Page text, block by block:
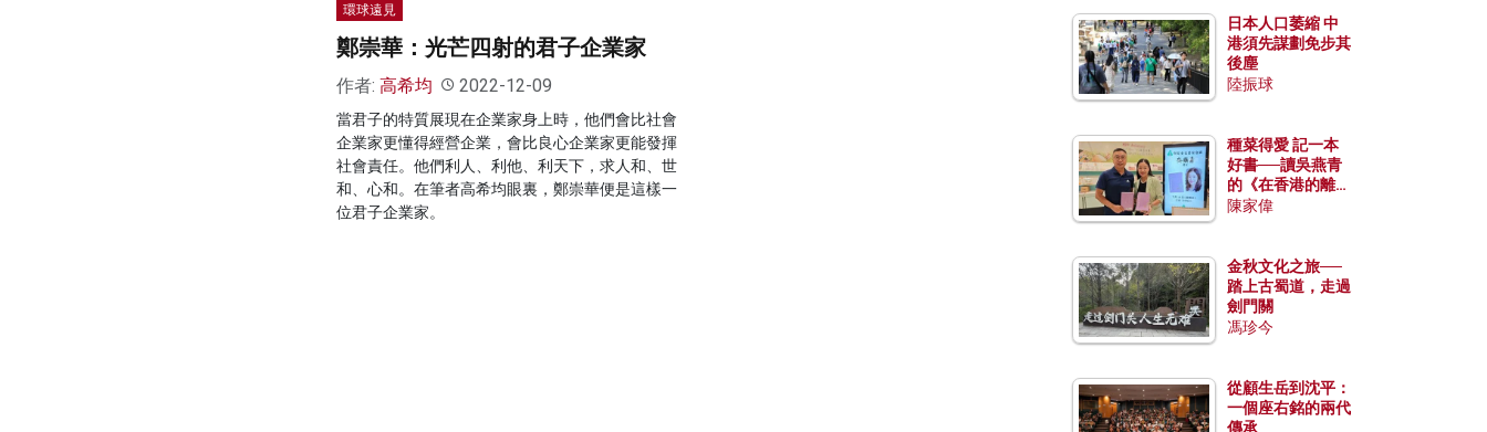
環球遠見
鄭崇華：光芒四射的君子企業家
作者: 高希均 2022-12-09
當君子的特質展現在企業家身上時，他們會比社會
企業家更懂得經營企業，會比良心企業家更能發揮
社會責任。他們利人、利他、利天下，求人和、世
和、心和。在筆者高希均眼裏，鄭崇華便是這樣一
位君子企業家。
日本人口萎縮 中
港須先謀劃免步其
後塵
陸振球
種菜得愛 記一本
好書──讀吳燕青
的《在香港的離島
種菜》
陳家偉
金秋文化之旅──
踏上古蜀道，走過
劍門關
馮珍今
從顧生岳到沈平：
一個座右銘的兩代
傳承